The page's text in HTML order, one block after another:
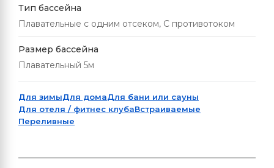
Тип бассейна
Плавательные с одним отсеком, С противотоком
Размер бассейна
Плавательный 5м
Для зимыДля домаДля бани или сауны
Для отеля / фитнес клубаВстраиваемые
Переливные